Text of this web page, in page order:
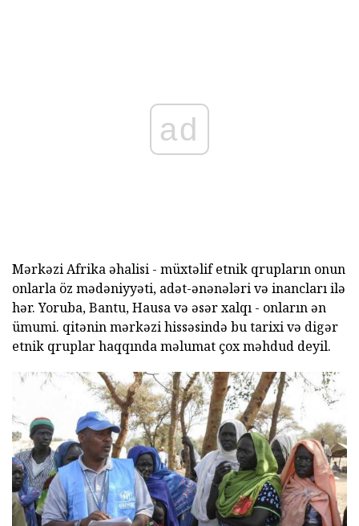
ad
Mərkəzi Afrika əhalisi - müxtəlif etnik qrupların onun
onlarla öz mədəniyyəti, adət-ənənələri və inancları ilə
hər. Yoruba, Bantu, Hausa və əsər xalqı - onların ən
ümumi. qitənin mərkəzi hissəsində bu tarixi və digər
etnik qruplar haqqında məlumat çox məhdud deyil.